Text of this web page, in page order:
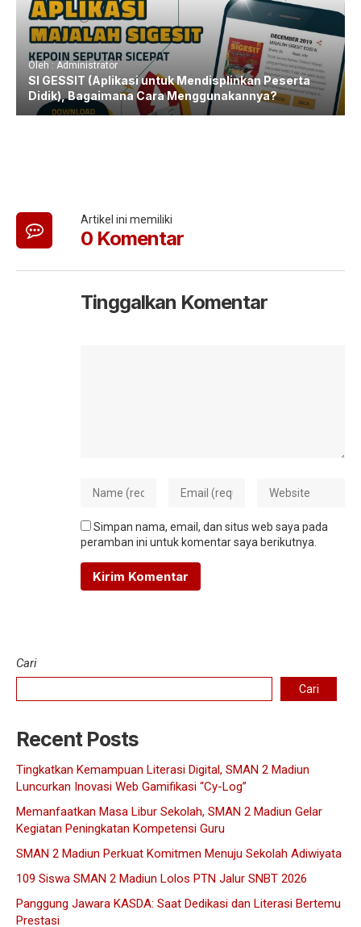
Oleh : Administrator
SI GESSIT (Aplikasi untuk Mendisplinkan Peserta
Didik), Bagaimana Cara Menggunakannya?
Artikel ini memiliki
0 Komentar
Tinggalkan Komentar
Simpan nama, email, dan situs web saya pada
peramban ini untuk komentar saya berikutnya.
Cari
Cari
Recent Posts
Tingkatkan Kemampuan Literasi Digital, SMAN 2 Madiun
Luncurkan Inovasi Web Gamifikasi “Cy-Log”
Memanfaatkan Masa Libur Sekolah, SMAN 2 Madiun Gelar
Kegiatan Peningkatan Kompetensi Guru
SMAN 2 Madiun Perkuat Komitmen Menuju Sekolah Adiwiyata
109 Siswa SMAN 2 Madiun Lolos PTN Jalur SNBT 2026
Panggung Jawara KASDA: Saat Dedikasi dan Literasi Bertemu
Prestasi